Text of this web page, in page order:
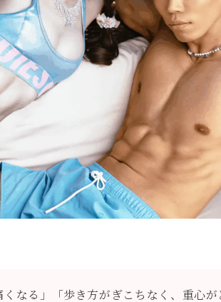
くなる」「歩き方がぎこちなく、重心